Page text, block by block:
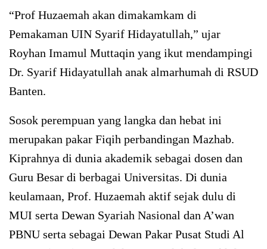
“Prof Huzaemah akan dimakamkam di
Pemakaman UIN Syarif Hidayatullah,” ujar
Royhan Imamul Muttaqin yang ikut mendampingi
Dr. Syarif Hidayatullah anak almarhumah di RSUD
Banten.
Sosok perempuan yang langka dan hebat ini
merupakan pakar Fiqih perbandingan Mazhab.
Kiprahnya di dunia akademik sebagai dosen dan
Guru Besar di berbagai Universitas. Di dunia
keulamaan, Prof. Huzaemah aktif sejak dulu di
MUI serta Dewan Syariah Nasional dan A’wan
PBNU serta sebagai Dewan Pakar Pusat Studi Al